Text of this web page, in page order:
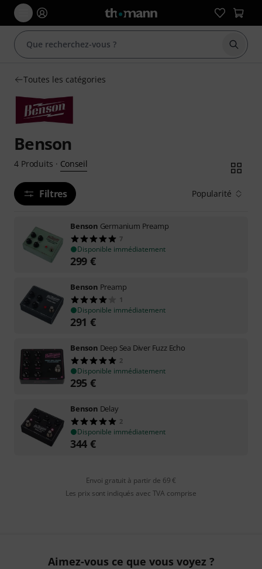
Toutes les catégories
Benson
4 Produits · Conseil
Filtres Popularité
Benson Germanium Preamp
7
Disponible immédiatement
299 €
Benson Preamp
1
Disponible immédiatement
291 €
Benson Deep Sea Diver Fuzz Echo
2
Disponible immédiatement
295 €
Benson Delay
2
Disponible immédiatement
344 €
Envoi gratuit à partir de 69 €
Les prix sont indiqués avec TVA comprise
Aimez-vous ce que vous voyez ?